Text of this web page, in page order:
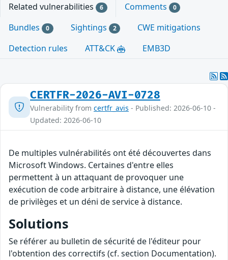
Related vulnerabilities 6 Comments 0
Bundles 0 Sightings 2
CWE mitigations
Detection rules
ATT&CK EMB3D
CERTFR-2026-AVI-0728
Vulnerability from certfr_avis - Published: 2026-06-10 -
Updated: 2026-06-10
De multiples vulnérabilités ont été découvertes dans
Microsoft Windows. Certaines d'entre elles
permettent à un attaquant de provoquer une
exécution de code arbitraire à distance, une élévation
de privilèges et un déni de service à distance.
Solutions
Se référer au bulletin de sécurité de l'éditeur pour
l'obtention des correctifs (cf. section Documentation).